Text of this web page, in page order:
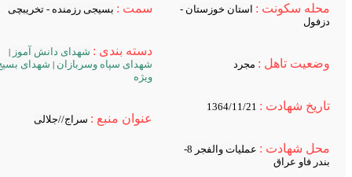
سکونت : استان خوزستان -
تاهل : مجرد
شهادت : 1364/11/21
شهادت :
عملیات والفجر 8-
فاو عراق
سمت : بسیجی رزمنده - تخریبچی
دسته بندی : شهدای دانش آموز|
شهدای سپاه وسربازان |شهدای بسیج
عنوان منبع : سراج//جلالی